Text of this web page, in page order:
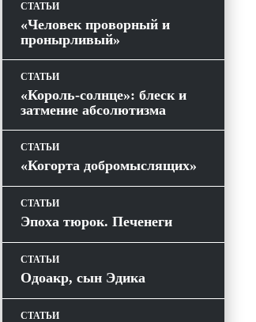
СТАТЬИ
«Человек проворный и
пронырливый»
СТАТЬИ
«Король-солнце»: блеск и
затмение абсолютизма
СТАТЬИ
«Когорта добромыслящих»
СТАТЬИ
Эпоха тюрок. Печенеги
СТАТЬИ
Одоакр, сын Эдика
СТАТЬИ